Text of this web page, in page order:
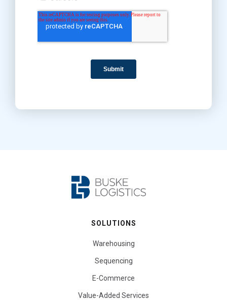
SOLUTIONS
Warehousing
Sequencing
E-Commerce
Value-Added Services